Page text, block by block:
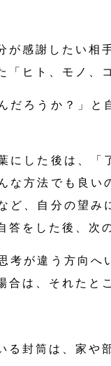
感謝したい相
「ヒト、モノ、
だろうか？」と
した後は、「
な方法でも良
ど、自分の望み
答をした後、次
が違う方向へ
合は、それたと
る封筒は、家や